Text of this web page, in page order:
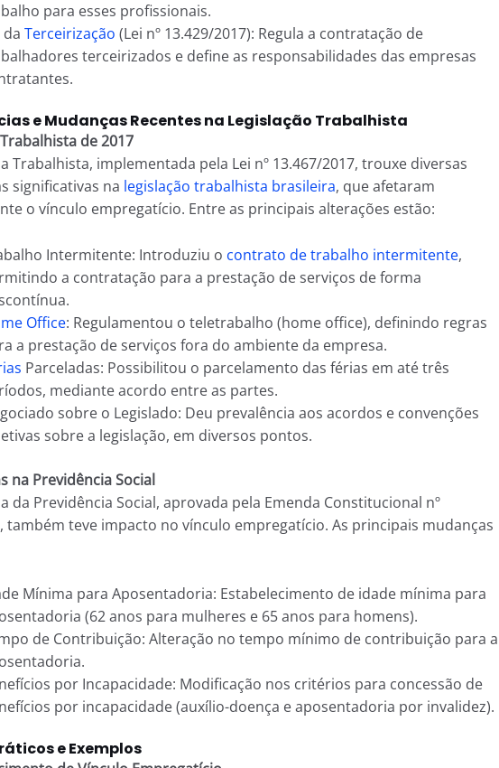
para esses profissionais.
da Terceirização (Lei nº 13.429/2017): Regula a contratação de
terceirizados e define as responsabilidades das empresas
e Mudanças Recentes na Legislação Trabalhista
de 2017
Trabalhista, implementada pela Lei nº 13.467/2017, trouxe diversas
significativas na legislação trabalhista brasileira, que afetaram
o vínculo empregatício. Entre as principais alterações estão:
Intermitente: Introduziu o contrato de trabalho intermitente,
a contratação para a prestação de serviços de forma
Office: Regulamentou o teletrabalho (home office), definindo regras
a prestação de serviços fora do ambiente da empresa.
Parceladas: Possibilitou o parcelamento das férias em até três
mediante acordo entre as partes.
sobre o Legislado: Deu prevalência aos acordos e convenções
sobre a legislação, em diversos pontos.
na Previdência Social
da Previdência Social, aprovada pela Emenda Constitucional nº
também teve impacto no vínculo empregatício. As principais mudanças
Mínima para Aposentadoria: Estabelecimento de idade mínima para
(62 anos para mulheres e 65 anos para homens).
de Contribuição: Alteração no tempo mínimo de contribuição para a
por Incapacidade: Modificação nos critérios para concessão de
por incapacidade (auxílio-doença e aposentadoria por invalidez).
e Exemplos